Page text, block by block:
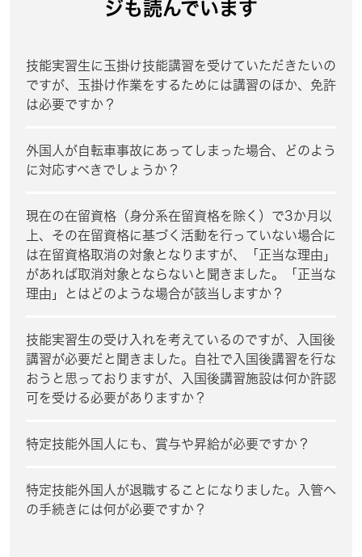
ジも読んでいます
技能実習生に玉掛け技能講習を受けていただきたいの
ですが、玉掛け作業をするためには講習のほか、免許
は必要ですか？
外国人が自転車事故にあってしまった場合、どのよう
に対応すべきでしょうか？
現在の在留資格（身分系在留資格を除く）で3か月以
上、その在留資格に基づく活動を行っていない場合に
は在留資格取消の対象となりますが、「正当な理由」
があれば取消対象とならないと聞きました。「正当な
理由」とはどのような場合が該当しますか？
技能実習生の受け入れを考えているのですが、入国後
講習が必要だと聞きました。自社で入国後講習を行な
おうと思っておりますが、入国後講習施設は何か許認
可を受ける必要がありますか？
特定技能外国人にも、賞与や昇給が必要ですか？
特定技能外国人が退職することになりました。入管へ
の手続きには何が必要ですか？